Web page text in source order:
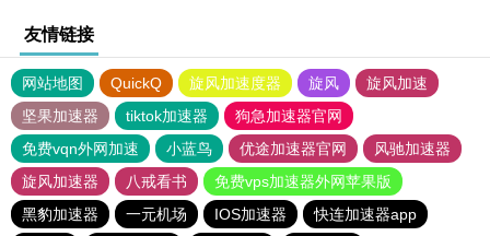
友情链接
网站地图 QuickQ 旋风加速度器 旋风
旋风加速
坚果加速器
tiktok加速器
狗急加速器官网
免费vqn外网加速
小蓝鸟 优途加速器官网
风驰加速器
旋风加速器
八戒看书
免费vps加速器外网苹果版
黑豹加速器
一元机场 IOS加速器
快连加速器app